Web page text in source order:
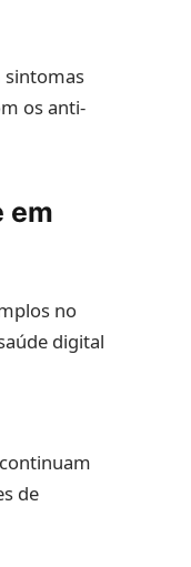
sintomas
os anti-
em
no
digital
de